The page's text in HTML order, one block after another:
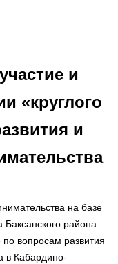
и
«круглого
и
на базе
района
по вопросам развития
в Кабардино-